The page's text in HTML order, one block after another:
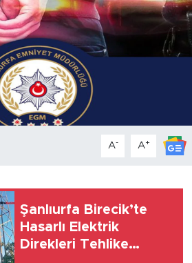
A- A+
Şanlıurfa Birecik’te
Hasarlı Elektrik
Direkleri Tehlike